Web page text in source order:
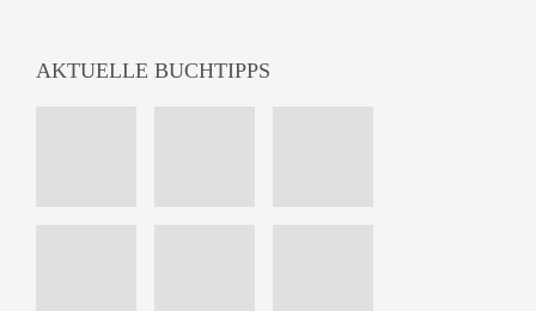
AKTUELLE BUCHTIPPS